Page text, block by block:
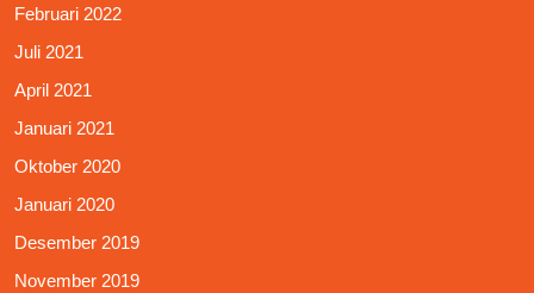
Februari 2022
Juli 2021
April 2021
Januari 2021
Oktober 2020
Januari 2020
Desember 2019
November 2019